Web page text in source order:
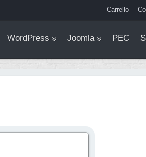
Carrello
WordPress Joomla PEC